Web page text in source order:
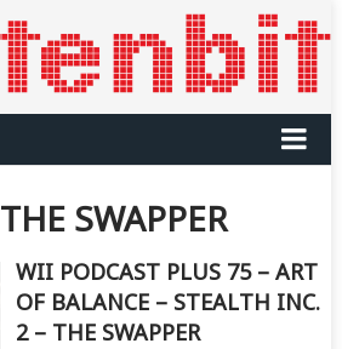
THE SWAPPER
WII PODCAST PLUS 75 – ART
OF BALANCE – STEALTH INC.
2 – THE SWAPPER